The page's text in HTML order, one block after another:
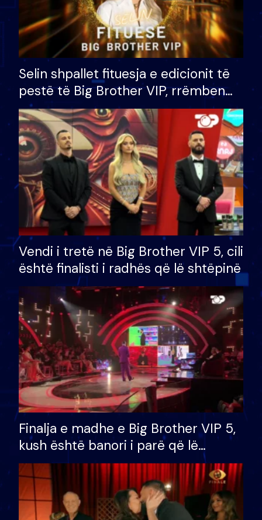
Selin shpallet fituesja e edicionit të
pestë të Big Brother VIP, rrëmben
çmimin e madh prej 100 mijë eurosh
Vendi i tretë në Big Brother VIP 5, cili
është finalisti i radhës që lë shtëpinë
Finalja e madhe e Big Brother VIP 5,
kush është banori i parë që lë
shtëpinë dhe humb mundësinë për
të fituar çmimin e madh